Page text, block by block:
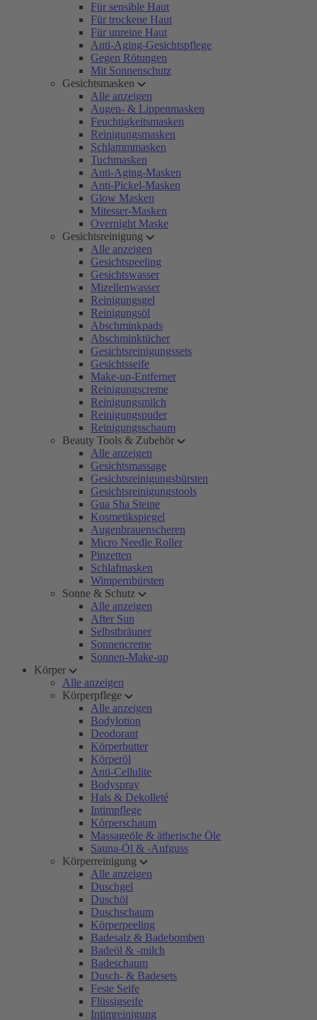
Für sensible Haut
Für trockene Haut
Für unreine Haut
Anti-Aging-Gesichtspflege
Gegen Rötungen
Mit Sonnenschutz
Gesichtsmasken
Alle anzeigen
Augen- & Lippenmasken
Feuchtigkeitsmasken
Reinigungsmasken
Schlammmasken
Tuchmasken
Anti-Aging-Masken
Anti-Pickel-Masken
Glow Masken
Mitesser-Masken
Overnight Maske
Gesichtsreinigung
Alle anzeigen
Gesichtspeeling
Gesichtswasser
Mizellenwasser
Reinigungsgel
Reinigungsöl
Abschminkpads
Abschminktücher
Gesichtsreinigungssets
Gesichtsseife
Make-up-Entferner
Reinigungscreme
Reinigungsmilch
Reinigungspuder
Reinigungsschaum
Beauty Tools & Zubehör
Alle anzeigen
Gesichtsmassage
Gesichtsreinigungsbürsten
Gesichtsreinigungstools
Gua Sha Steine
Kosmetikspiegel
Augenbrauenscheren
Micro Needle Roller
Pinzetten
Schlafmasken
Wimpernbürsten
Sonne & Schutz
Alle anzeigen
After Sun
Selbstbräuner
Sonnencreme
Sonnen-Make-up
Körper
Alle anzeigen
Körperpflege
Alle anzeigen
Bodylotion
Deodorant
Körperbutter
Körperöl
Anti-Cellulite
Bodyspray
Hals & Dekolleté
Intimpflege
Körperschaum
Massageöle & ätherische Öle
Sauna-Öl & -Aufguss
Körperreinigung
Alle anzeigen
Duschgel
Duschöl
Duschschaum
Körperpeeling
Badesalz & Badebomben
Badeöl & -milch
Badeschaum
Dusch- & Badesets
Feste Seife
Flüssigseife
Intimreinigung